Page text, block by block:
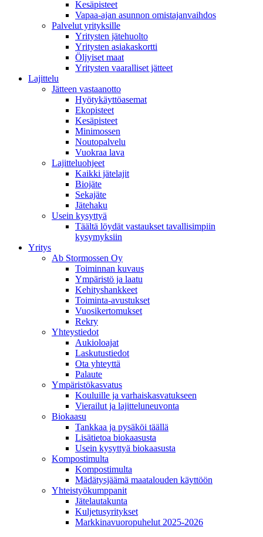
Kesäpisteet
Vapaa-ajan asunnon omistajanvaihdos
Palvelut yrityksille
Yritysten jätehuolto
Yritysten asiakaskortti
Öljyiset maat
Yritysten vaaralliset jätteet
Lajittelu
Jätteen vastaanotto
Hyötykäyttöasemat
Ekopisteet
Kesäpisteet
Minimossen
Noutopalvelu
Vuokraa lava
Lajitteluohjeet
Kaikki jätelajit
Biojäte
Sekajäte
Jätehaku
Usein kysyttyä
Täältä löydät vastaukset tavallisimpiin
kysymyksiin
Yritys
Ab Stormossen Oy
Toiminnan kuvaus
Ympäristö ja laatu
Kehityshankkeet
Toiminta-avustukset
Vuosikertomukset
Rekry
Yhteystiedot
Aukioloajat
Laskutustiedot
Ota yhteyttä
Palaute
Ympäristökasvatus
Kouluille ja varhaiskasvatukseen
Vierailut ja lajitteluneuvonta
Biokaasu
Tankkaa ja pysäköi täällä
Lisätietoa biokaasusta
Usein kysyttyä biokaasusta
Kompostimulta
Kompostimulta
Mädätysjäämä maatalouden käyttöön
Yhteistyökumppanit
Jätelautakunta
Kuljetusyritykset
Markkinavuoropuhelut 2025-2026